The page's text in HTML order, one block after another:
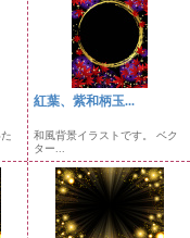
紅葉、紫和柄玉...
和風背景イラストです。 ベク
ター...